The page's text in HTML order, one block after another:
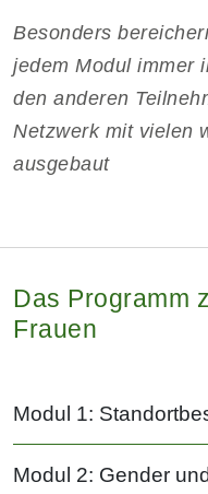
Besonders
jedem Modul immer
den anderen
Netzwerk mit vielen
ausgebaut
Das Programm
Frauen
Modul 1:
Modul 2: Gender